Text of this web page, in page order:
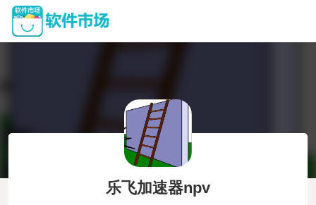
乐飞加速器npv